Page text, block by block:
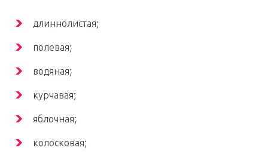
длиннолистая;
полевая;
водяная;
курчавая;
яблочная;
колосковая;